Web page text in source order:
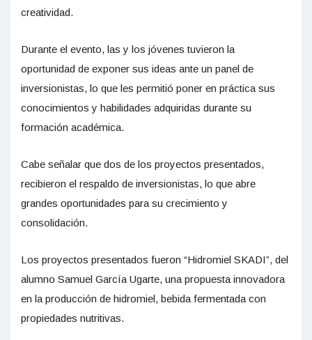
creatividad.
Durante el evento, las y los jóvenes tuvieron la
oportunidad de exponer sus ideas ante un panel de
inversionistas, lo que les permitió poner en práctica sus
conocimientos y habilidades adquiridas durante su
formación académica.
Cabe señalar que dos de los proyectos presentados,
recibieron el respaldo de inversionistas, lo que abre
grandes oportunidades para su crecimiento y
consolidación.
Los proyectos presentados fueron “Hidromiel SKADI”, del
alumno Samuel García Ugarte, una propuesta innovadora
en la producción de hidromiel, bebida fermentada con
propiedades nutritivas.